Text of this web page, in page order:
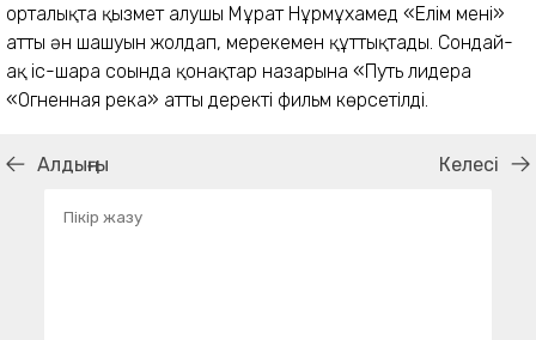
орталықта қызмет алушы Мұрат Нұрмұхамед «Елім менің»
атты ән шашуын жолдап, мерекемен құттықтады. Сондай-
ақ іс-шара соңында қонақтар назарына «Путь лидера
«Огненная река» атты деректі фильм көрсетілді.
Алдыңғы Келесі